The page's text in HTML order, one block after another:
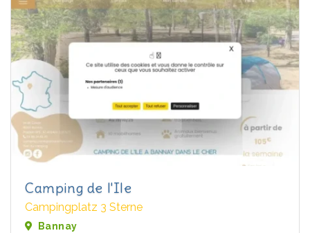
Camping de l'Ile
Campingplatz 3 Sterne
Bannay